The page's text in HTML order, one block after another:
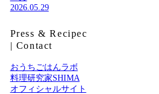
2026.05.29
Press & Recipec
| Contact
おうちごはんラボ
料理研究家SHIMA
オフィシャルサイト